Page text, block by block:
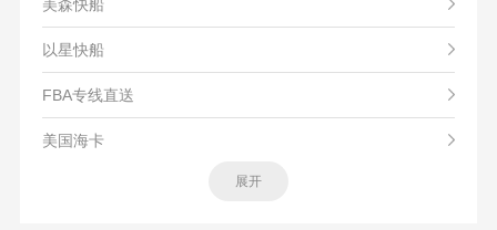
美森快船
以星快船
FBA专线直送
美国海卡
展开